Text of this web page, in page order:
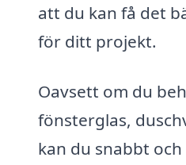
att du kan få det
för ditt projekt.
Oavsett om du
fönsterglas,
kan du snabbt